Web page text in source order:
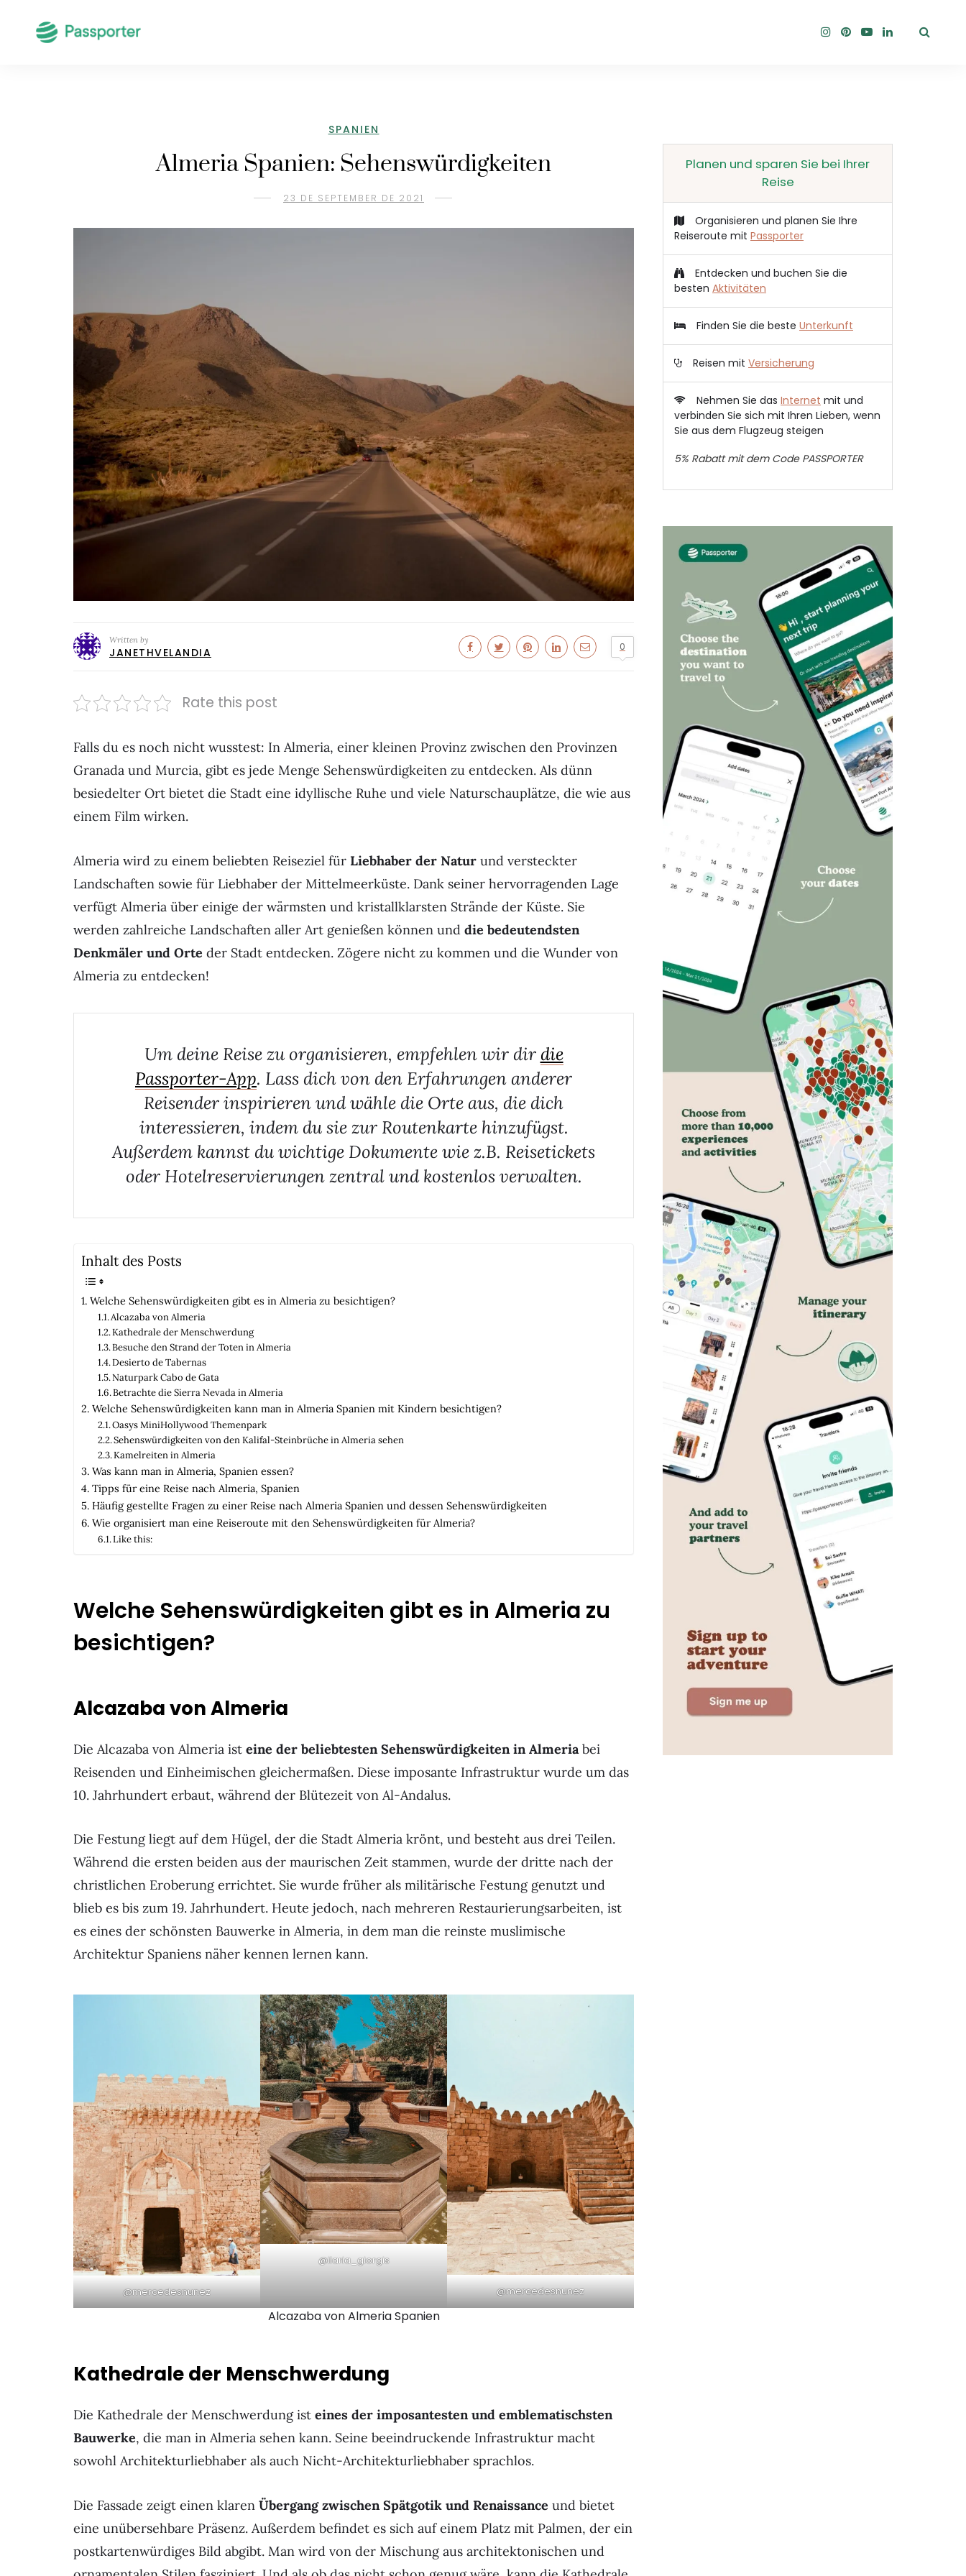
SPANIEN
Almeria Spanien: Sehenswürdigkeiten
23 DE SEPTEMBER DE 2021
Written by
JANETHVELANDIA 0
Rate this post
Falls du es noch nicht wusstest: In Almeria, einer kleinen Provinz zwischen den Provinzen
Granada und Murcia, gibt es jede Menge Sehenswürdigkeiten zu entdecken. Als dünn
besiedelter Ort bietet die Stadt eine idyllische Ruhe und viele Naturschauplätze, die wie aus
einem Film wirken.
Almeria wird zu einem beliebten Reiseziel für Liebhaber der Natur und versteckter
Landschaften sowie für Liebhaber der Mittelmeerküste. Dank seiner hervorragenden Lage
verfügt Almeria über einige der wärmsten und kristallklarsten Strände der Küste. Sie
werden zahlreiche Landschaften aller Art genießen können und die bedeutendsten
Denkmäler und Orte der Stadt entdecken. Zögere nicht zu kommen und die Wunder von
Almeria zu entdecken!
Um deine Reise zu organisieren, empfehlen wir dir die
Passporter-App. Lass dich von den Erfahrungen anderer
Reisender inspirieren und wähle die Orte aus, die dich
interessieren, indem du sie zur Routenkarte hinzufügst.
Außerdem kannst du wichtige Dokumente wie z.B. Reisetickets
oder Hotelreservierungen zentral und kostenlos verwalten.
Inhalt des Posts
Welche Sehenswürdigkeiten gibt es in Almeria zu besichtigen?
Alcazaba von Almeria
Kathedrale der Menschwerdung
Besuche den Strand der Toten in Almeria
Desierto de Tabernas
Naturpark Cabo de Gata
Betrachte die Sierra Nevada in Almeria
Welche Sehenswürdigkeiten kann man in Almeria Spanien mit Kindern besichtigen?
Oasys MiniHollywood Themenpark
Sehenswürdigkeiten von den Kalifal-Steinbrüche in Almeria sehen
Kamelreiten in Almeria
Was kann man in Almeria, Spanien essen?
Tipps für eine Reise nach Almeria, Spanien
Häufig gestellte Fragen zu einer Reise nach Almeria Spanien und dessen Sehenswürdigkeiten
Wie organisiert man eine Reiseroute mit den Sehenswürdigkeiten für Almeria?
Like this:
Welche Sehenswürdigkeiten gibt es in Almeria zu
besichtigen?
Alcazaba von Almeria
Die Alcazaba von Almeria ist eine der beliebtesten Sehenswürdigkeiten in Almeriabei
Reisenden und Einheimischen gleichermaßen. Diese imposante Infrastruktur wurde um das
10. Jahrhundert erbaut, während der Blütezeit von Al-Andalus.
Die Festung liegt auf dem Hügel, der die Stadt Almeria krönt, und besteht aus drei Teilen.
Während die ersten beiden aus der maurischen Zeit stammen, wurde der dritte nach der
christlichen Eroberung errichtet. Sie wurde früher als militärische Festung genutzt und
blieb es bis zum 19. Jahrhundert. Heute jedoch, nach mehreren Restaurierungsarbeiten, ist
es eines der schönsten Bauwerke in Almeria, in dem man die reinste muslimische
Architektur Spaniens näher kennen lernen kann.
@mercedesnunez
@ilaria_giorgis
@mercedesnunez
Alcazaba von Almeria Spanien
Kathedrale der Menschwerdung
Die Kathedrale der Menschwerdung ist eines der imposantesten und emblematischsten
Bauwerke, die man in Almeria sehen kann. Seine beeindruckende Infrastruktur macht
sowohl Architekturliebhaber als auch Nicht-Architekturliebhaber sprachlos.
Die Fassade zeigt einen klaren Übergang zwischen Spätgotik und Renaissance und bietet
eine unübersehbare Präsenz. Außerdem befindet es sich auf einem Platz mit Palmen, der ein
postkartenwürdiges Bild abgibt. Man wird von der Mischung aus architektonischen und
Planen und sparen Sie bei Ihrer
Reise
Organisieren und planen Sie Ihre
Reiseroute mit Passporter
Entdecken und buchen Sie die
besten Aktivitäten
Finden Sie die beste Unterkunft
Reisen mit Versicherung
Nehmen Sie das Internet mit und
verbinden Sie sich mit Ihren Lieben, wenn
Sie aus dem Flugzeug steigen
5% Rabatt mit dem Code PASSPORTER